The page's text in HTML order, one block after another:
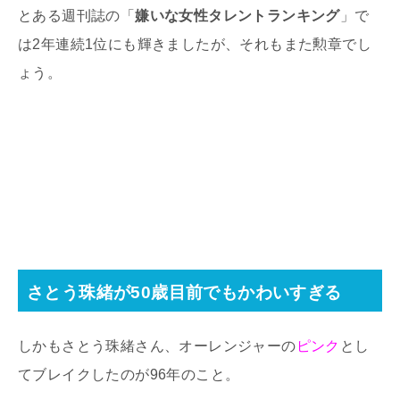
とある週刊誌の「嫌いな女性タレントランキング」で
は2年連続1位にも輝きましたが、それもまた勲章でし
ょう。
さとう珠緒が50歳目前でもかわいすぎる
しかもさとう珠緒さん、オーレンジャーの ピンク とし
てブレイクしたのが96年のこと。